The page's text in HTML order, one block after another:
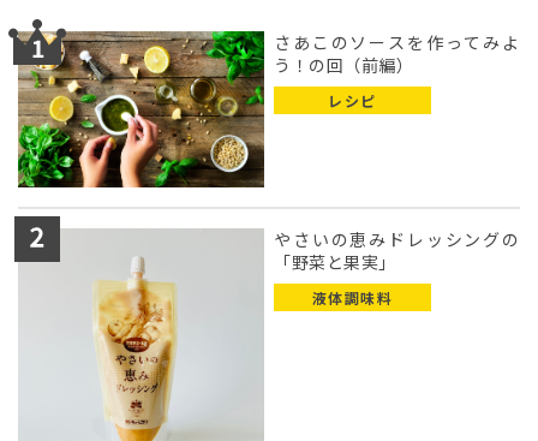
さあこのソースを作ってみよ
う！の回（前編）
レシピ
やさいの恵みドレッシングの
「野菜と果実」
液体調味料